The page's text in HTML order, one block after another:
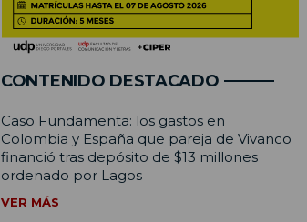
CONTENIDO DESTACADO
Caso Fundamenta: los gastos en
Colombia y España que pareja de Vivanco
financió tras depósito de $13 millones
ordenado por Lagos
VER MÁS